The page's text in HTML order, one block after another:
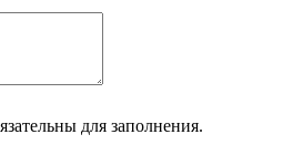
для заполнения.